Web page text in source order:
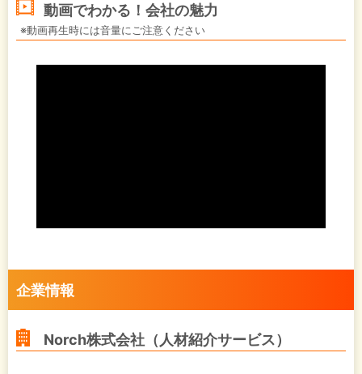
動画でわかる！会社の魅力
※動画再生時には音量にご注意ください
企業情報
Norch株式会社（人材紹介サービス）